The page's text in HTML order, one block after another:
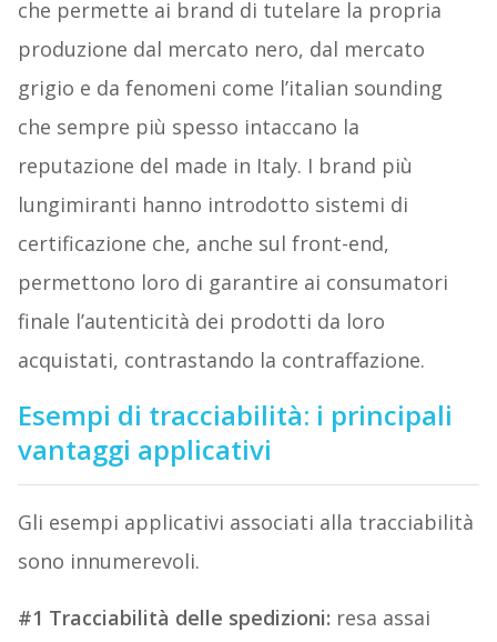
che permette ai brand di tutelare la propria
produzione dal mercato nero, dal mercato
grigio e da fenomeni come l’italian sounding
che sempre più spesso intaccano la
reputazione del made in Italy. I brand più
lungimiranti hanno introdotto sistemi di
certificazione che, anche sul front-end,
permettono loro di garantire ai consumatori
finale l’autenticità dei prodotti da loro
acquistati, contrastando la contraffazione.
Esempi di tracciabilità: i principali
vantaggi applicativi
Gli esempi applicativi associati alla tracciabilità
sono innumerevoli.
#1 Tracciabilità delle spedizioni: resa assai